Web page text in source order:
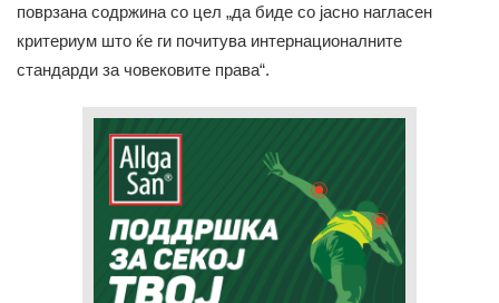
поврзана содржина со цел „да биде со јасно нагласен
критериум што ќе ги почитува интернационалните
стандарди за човековите права“.